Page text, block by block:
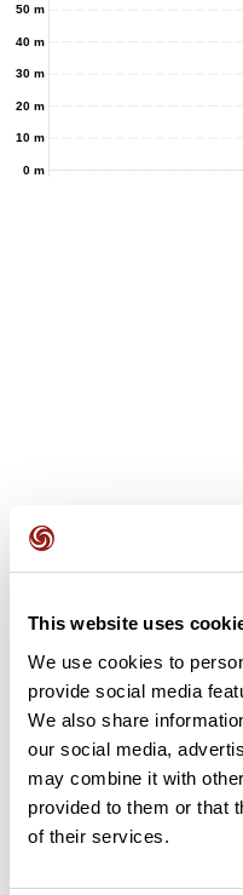
This website uses
We use cookies to
provide social media
We also share
our social media,
may combine it with
provided to them or that
of their services.
0 m
10 m
20 m
30 m
40 m
50 m
Découvrez ce parcours de